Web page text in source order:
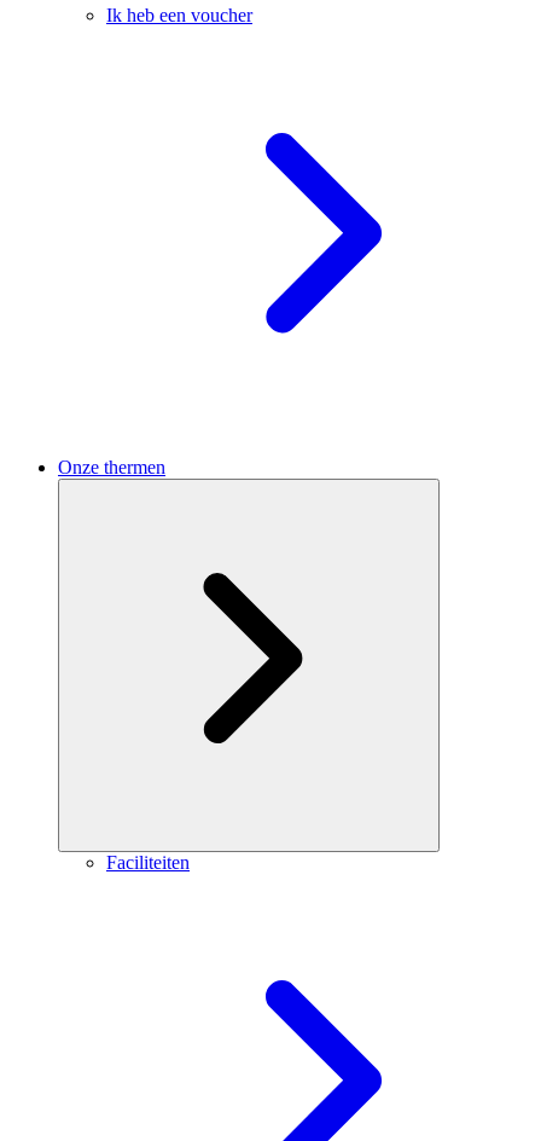
Ik heb een voucher
Onze thermen
Faciliteiten